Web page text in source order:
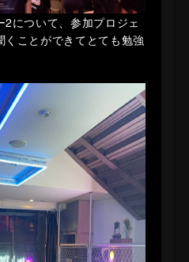
2について、参加プロジェ
ことができてとても勉強